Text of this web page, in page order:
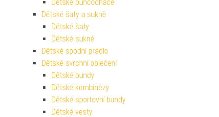
Dětské punčocháče
Dětské šaty a sukně
Dětské šaty
Dětské sukně
Dětské spodní prádlo
Dětské svrchní oblečení
Dětské bundy
Dětské kombinézy
Dětské sportovní bundy
Dětské vesty